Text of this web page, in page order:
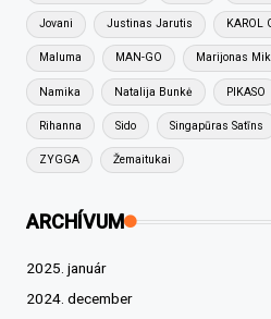
Jovani Justinas Jarutis KAROL
Maluma MAN-GO Marijonas
Namika Natalija Bunkė PIKASO
Rihanna Sido Singapūras Satīns
ZYGGA Žemaitukai
ARCHÍVUM
2025. január
2024. december